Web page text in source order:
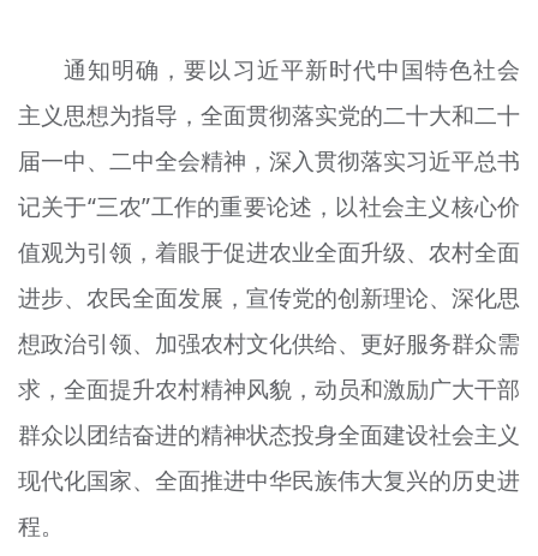
通知明确，要以习近平新时代中国特色社会
主义思想为指导，全面贯彻落实党的二十大和二十
届一中、二中全会精神，深入贯彻落实习近平总书
记关于“三农”工作的重要论述，以社会主义核心价
值观为引领，着眼于促进农业全面升级、农村全面
进步、农民全面发展，宣传党的创新理论、深化思
想政治引领、加强农村文化供给、更好服务群众需
求，全面提升农村精神风貌，动员和激励广大干部
群众以团结奋进的精神状态投身全面建设社会主义
现代化国家、全面推进中华民族伟大复兴的历史进
程。